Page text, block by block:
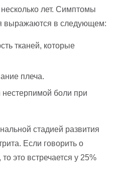
лет. Симптомы
выражаются в следующем:
тканей, которые
плеча.
боли при
стадией развития
Если говорить о
это встречается у 25%